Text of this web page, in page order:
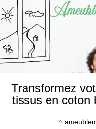
Transformez
tissus en coton